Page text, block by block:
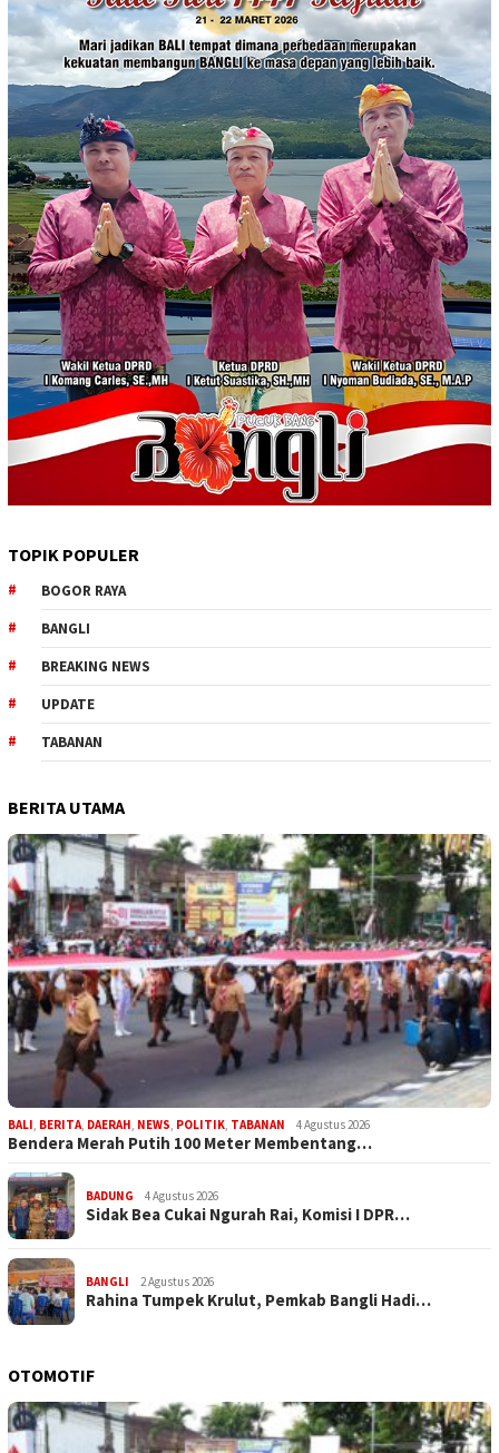
TOPIK POPULER
BOGOR RAYA
BANGLI
BREAKING NEWS
UPDATE
TABANAN
BERITA UTAMA
BALI, BERITA, DAERAH, NEWS, POLITIK, TABANAN 4 Agustus 2026
Bendera Merah Putih 100 Meter Membentang…
BADUNG 4 Agustus 2026
Sidak Bea Cukai Ngurah Rai, Komisi I DPR…
BANGLI 2 Agustus 2026
Rahina Tumpek Krulut, Pemkab Bangli Hadi…
OTOMOTIF